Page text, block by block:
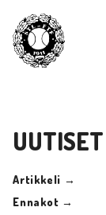
UUTISET
Artikkeli →
Ennakot →